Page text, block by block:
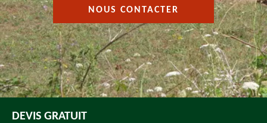
NOUS CONTACTER
DEVIS GRATUIT